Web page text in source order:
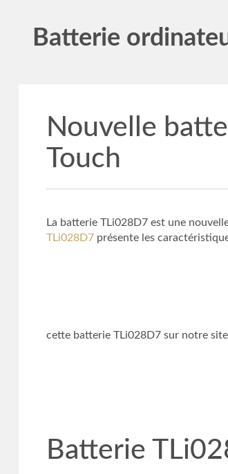
Batterie
Nouvelle
Touch
La batterie TLi028D7 est une
TLi028D7présente les
cette batterie TLi028D7 sur notre
Batterie